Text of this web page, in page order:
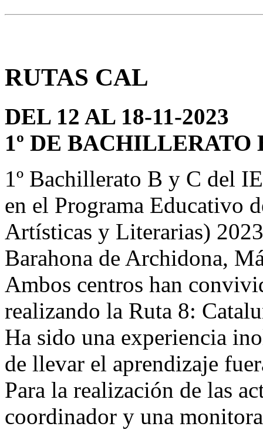
RUTAS CAL
DEL 12 AL 18-11-2023
1º DE BACHILLERATO
1º Bachillerato B y C del
en el Programa Educativo
Artísticas y Literarias)
Barahona de Archidona,
Ambos centros han
realizando la Ruta 8:
Ha sido una experiencia
de llevar el aprendizaje
Para la realización de las
coordinador y una